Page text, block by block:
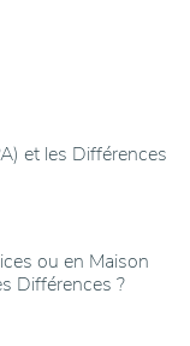
et les Différences
ou en Maison
Différences ?